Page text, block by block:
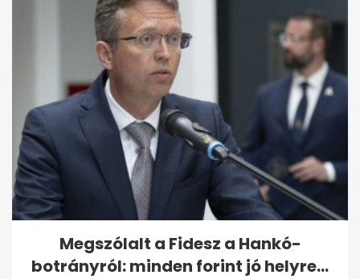
Megszólalt a Fidesz a Hankó-
botrányról: minden forint jó helyre...